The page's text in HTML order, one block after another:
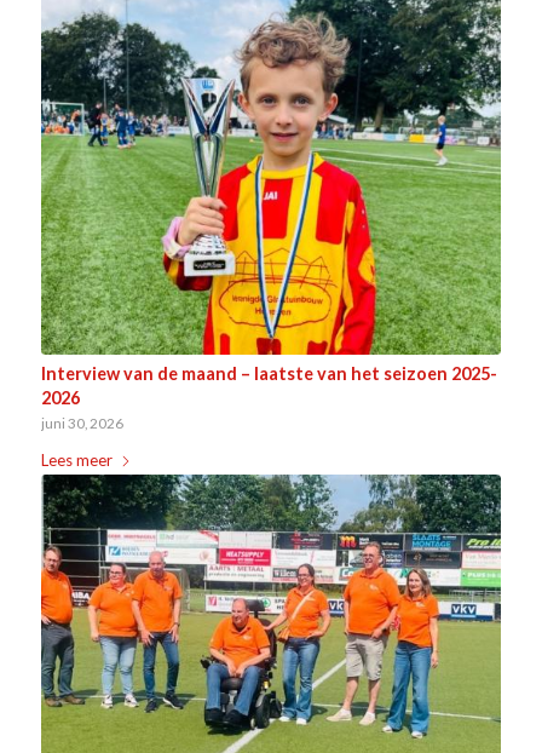
Interview van de maand – laatste van het seizoen 2025-
2026
juni 30, 2026
Lees meer